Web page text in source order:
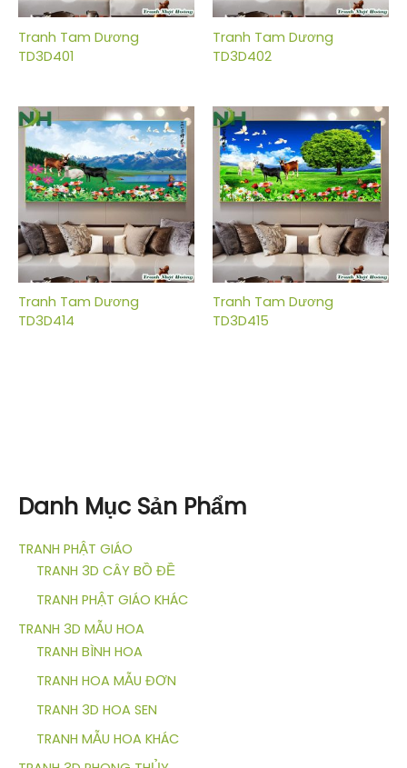
Danh Mục Sản Phẩm
TRANH PHẬT GIÁO
TRANH 3D CÂY BỒ ĐỀ
TRANH PHẬT GIÁO KHÁC
TRANH 3D MẪU HOA
TRANH BÌNH HOA
TRANH HOA MẪU ĐƠN
TRANH 3D HOA SEN
TRANH MẪU HOA KHÁC
Tranh Tam Dương
TD3D401
Tranh Tam Dương
TD3D402
Tranh Tam Dương
TD3D414
Tranh Tam Dương
TD3D415